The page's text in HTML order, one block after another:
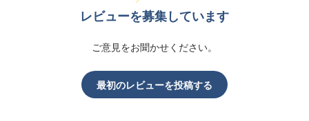
レビューを募集しています
ご意見をお聞かせください。
最初のレビューを投稿する